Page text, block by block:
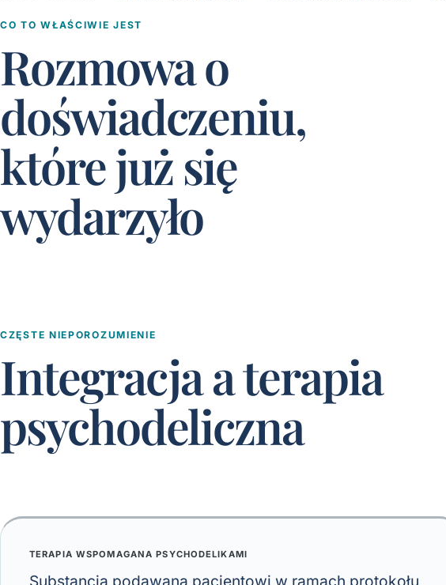
CO TO WŁAŚCIWIE JEST
Rozmowa o
doświadczeniu,
które już się
wydarzyło
CZĘSTE NIEPOROZUMIENIE
Integracja a terapia
psychodeliczna
TERAPIA WSPOMAGANA PSYCHODELIKAMI
Substancja podawana pacjentowi w ramach protokołu